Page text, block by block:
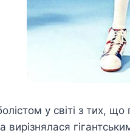
у світі з тих,
вирізнялася